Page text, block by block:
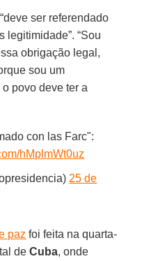
ser referendado
legitimidade”. “Sou
obrigação legal,
sou um
povo deve ter a
con las Farc":
hMplmWt0uz
25 de
paz foi feita na quarta-
deCuba, onde